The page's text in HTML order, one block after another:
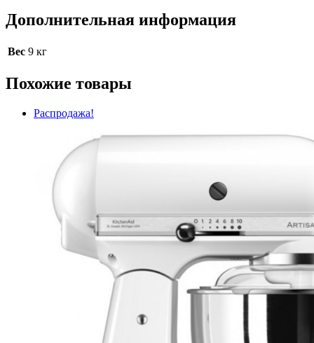
Дополнительная информация
Вес 9 кг
Похожие товары
Распродажа!